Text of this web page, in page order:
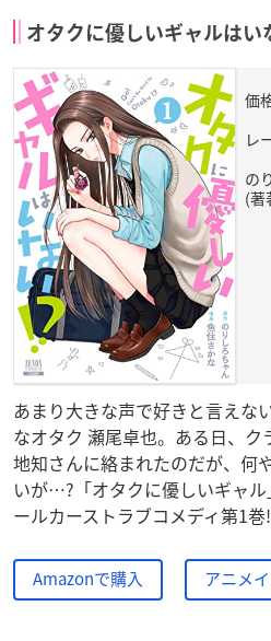
オタクに優しいギャルはい
価
レ
の
(著
あまり大きな声で好きと言えな
なオタク 瀬尾卓也。ある日、
地知さんに絡まれたのだが、何
いが…?「オタクに優しいギャ
ールカーストラブコメディ第1巻
Amazonで購入 アニメ